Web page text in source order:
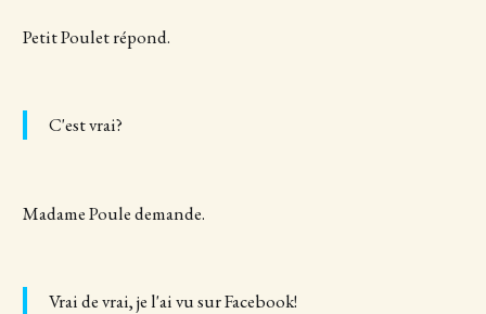
Petit Poulet répond.
C'est vrai?
Madame Poule demande.
Vrai de vrai, je l'ai vu sur Facebook!